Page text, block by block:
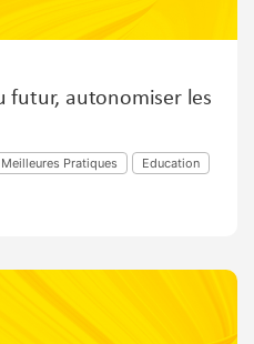
futur, autonomiser les
Pratiques Education